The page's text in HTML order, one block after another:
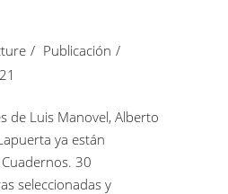
Publicación
de Luis Manovel, Alberto
ya están
30
seleccionadas y